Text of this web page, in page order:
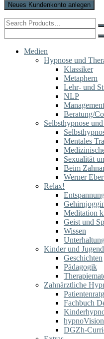
Neues Kundenkonto anlegen
Search
for:
for:
Medien
Hypnose und
Klassiker
Metaphern
Lehr- und
NLP
Beratung/
Selbsthypnose
Mentales
Sexualität
Beim
Werner
Relax!
Meditation
Geist und
Wissen
Kinder und Jugend
Geschichten
Pädagogik
Zahnärztliche
Fachbuch
hypnoVision
DGZh-